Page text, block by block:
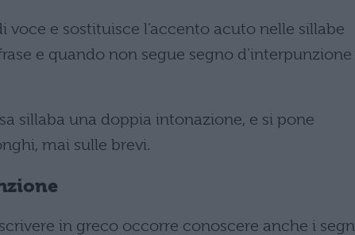
voce e sostituisce l’accento acuto nelle sillabe
e quando non segue segno d’interpunzione
sillaba una doppia intonazione, e si pone
mai sulle brevi.
in greco occorre conoscere anche i